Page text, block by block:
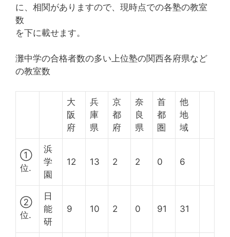
に、相関がありますので、現時点での各塾の教室
数
を下に載せます。
灘中学の合格者数の多い上位塾の関西各府県など
の教室数
大
阪
府
兵
庫
県
京
都
府
奈
良
県
首
都
圏
他
地
域
①
位.
浜
学
園
12 13 2 2 0 6
②
位.
日
能
研
9 10 2 0 91 31